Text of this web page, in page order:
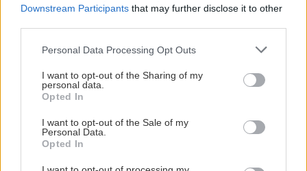
Downstream Participants that may further disclose it to other
Please note that this website/app uses one or more Google
not limited to your visit or usage behaviour. You may click to
grant or deny consent to Google and its third-party tags to
use your data for below specified purposes in below Google
consent section.
Personal Data Processing Opt Outs
I want to opt-out of the Sharing of my
personal data.
Opted In
I want to opt-out of the Sale of my
Personal Data.
Opted In
«Βόλτα» μας σερβίρει κάθε βράδυ σπιτική,
μαμαδίσια και οικονομική κουζίνα: Οι μεζέδες
κυμαίνονται στα 4€, τα κυρίως πιάτα στα 8€, η
κρητική ρακή ρέει άφθονη, το ίδιο και οι μπύρες
από ελληνικές ζυθοποιίες. Στα συν, οι ωραίες